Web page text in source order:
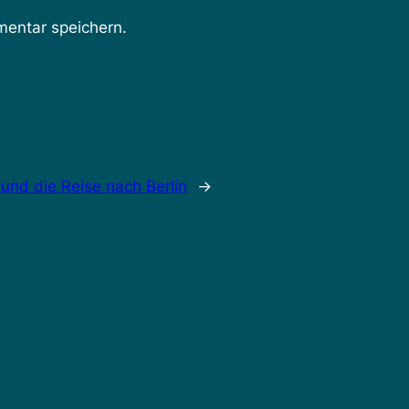
speichern.
die Reise nach Berlin →